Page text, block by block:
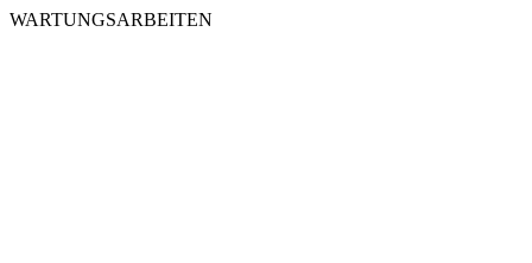
WARTUNGSARBEITEN